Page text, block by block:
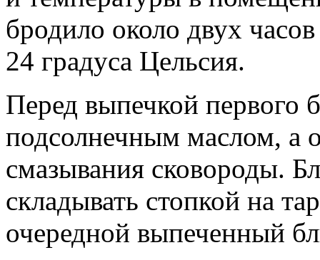
бродило около двух
24 градуса Цельсия.
Перед выпечкой первого
подсолнечным маслом, а
смазывания сковороды.
складывать стопкой на
очередной выпеченный